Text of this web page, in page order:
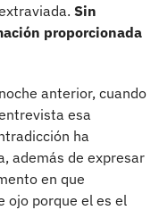
Sin
proporcionada
anterior, cuando
esa
ha
además de expresar
en que
ojo porque el es el